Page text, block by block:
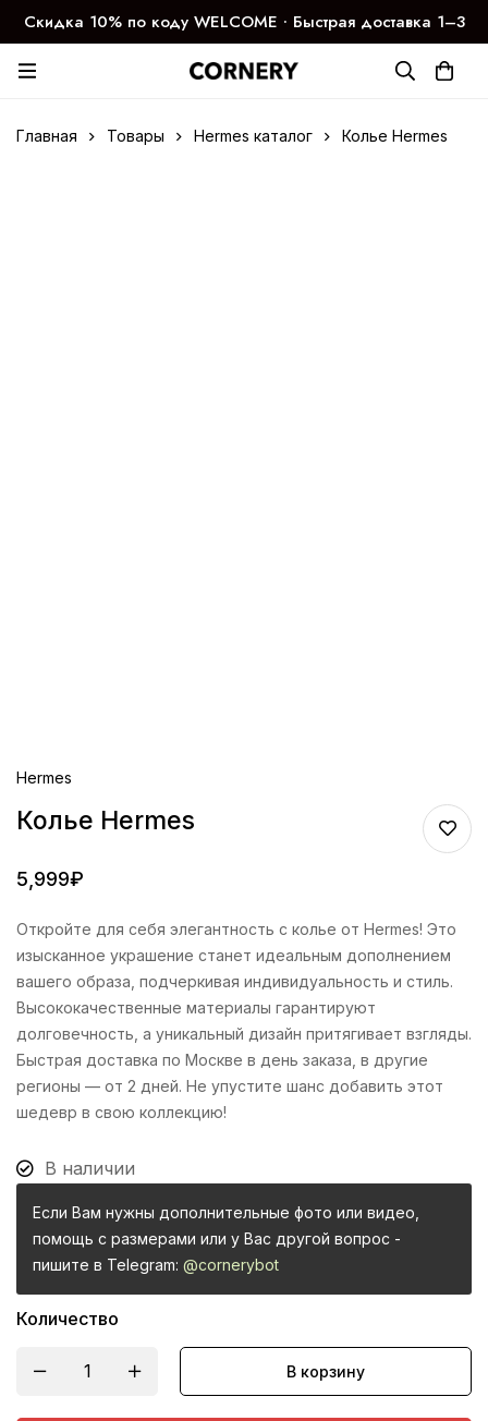
Скидка 10% по коду WELCOME ∙ Быстрая доставка 1–3
дня
Главная Товары Hermes каталог Колье Hermes
Hermes
Колье Hermes
5,999₽
Откройте для себя элегантность с колье от Hermes! Это
изысканное украшение станет идеальным дополнением
вашего образа, подчеркивая индивидуальность и стиль.
Высококачественные материалы гарантируют
долговечность, а уникальный дизайн притягивает взгляды.
Быстрая доставка по Москве в день заказа, в другие
регионы — от 2 дней. Не упустите шанс добавить этот
шедевр в свою коллекцию!
В наличии
Если Вам нужны дополнительные фото или видео,
помощь с размерами или у Вас другой вопрос -
пишите в Telegram: @cornerybot
Количество
В корзину